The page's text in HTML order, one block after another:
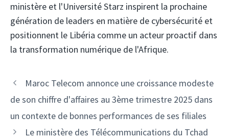
ministère et l'Université Starz inspirent la prochaine
génération de leaders en matière de cybersécurité et
positionnent le Libéria comme un acteur proactif dans
la transformation numérique de l'Afrique.
Navigation
des
Maroc Telecom annonce une croissance modeste
de son chiffre d'affaires au 3ème trimestre 2025 dans
un contexte de bonnes performances de ses filiales
Le ministère des Télécommunications du Tchad